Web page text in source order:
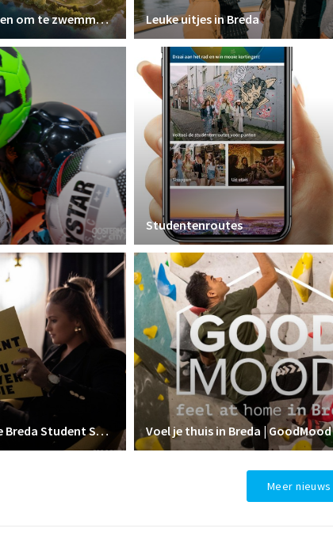
Dit zijn de 7 beste plekken om te zwemmen in Breda Leuke uitjes in Breda
Studentenroutes
Verzilver je punten in de Breda Student Shop Voel je thuis in Breda | GoodMood
Meer nieuws